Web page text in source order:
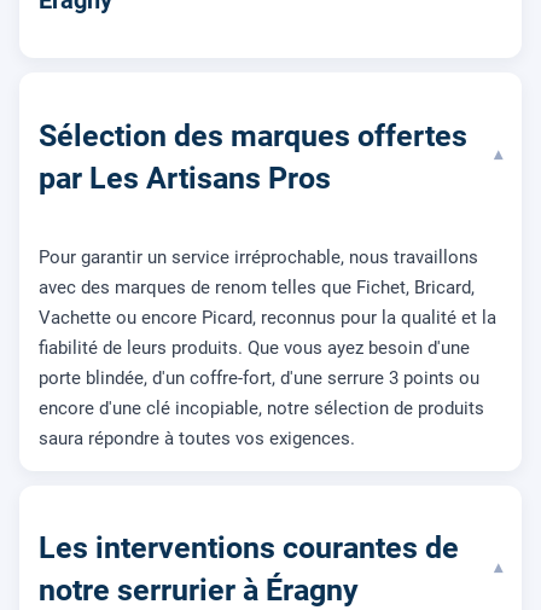
Sélection des marques offertes
par Les Artisans Pros
▾
Pour garantir un service irréprochable, nous travaillons
avec des marques de renom telles que Fichet, Bricard,
Vachette ou encore Picard, reconnus pour la qualité et la
fiabilité de leurs produits. Que vous ayez besoin d'une
porte blindée, d'un coffre-fort, d'une serrure 3 points ou
encore d'une clé incopiable, notre sélection de produits
saura répondre à toutes vos exigences.
Les interventions courantes de
notre serrurier à Éragny
▾